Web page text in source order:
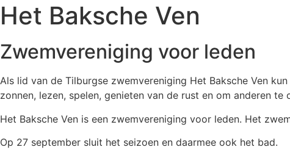
Het Baksche Ven
Zwemvereniging voor leden
Als lid van de Tilburgse zwemvereniging Het Baksche Ven
zonnen, lezen, spelen, genieten van de rust en om anderen te
Het Baksche Ven is een zwemvereniging voor leden. Het
Op 27 september sluit het seizoen en daarmee ook het bad.